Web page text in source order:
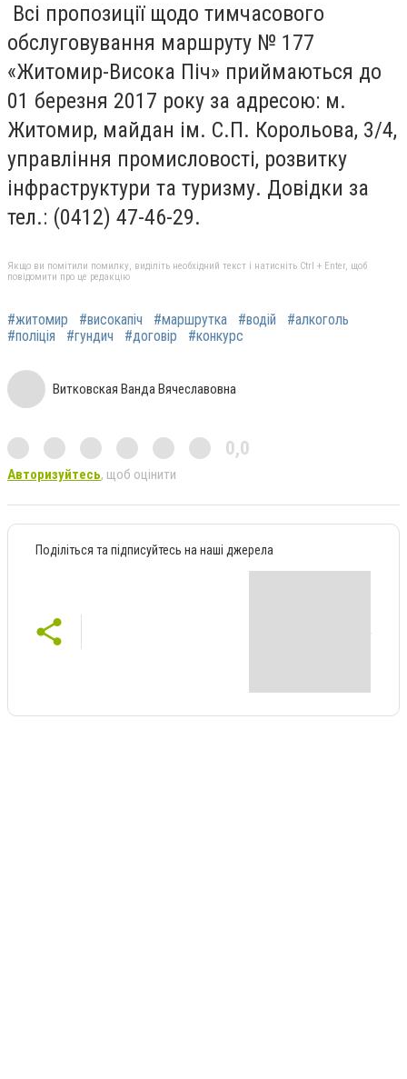
Всі пропозиції щодо тимчасового
обслуговування маршруту № 177
«Житомир-Висока Піч» приймаються до
01 березня 2017 року за адресою: м.
Житомир, майдан ім. С.П. Корольова, 3/4,
управління промисловості, розвитку
інфраструктури та туризму. Довідки за
тел.: (0412) 47-46-29.
Якщо ви помітили помилку, виділіть необхідний текст і натисніть Ctrl + Enter, щоб
повідомити про це редакцію
#житомир #високапіч #маршрутка #водій
#алкоголь
#поліція
#гундич #договір #конкурс
Витковская Ванда Вячеславовна
0,0
Авторизуйтесь, щоб оцінити
Поділіться та підписуйтесь на наші джерела